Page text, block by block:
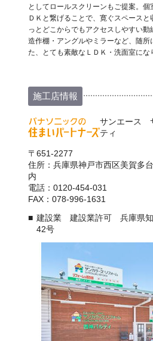
としてロールスクリーンもご提案。個
ＤＫと繋げることで、寛ぐスペース
っとどこからでもアクセスしやすい
造作棚・アングルやミラーなど、随
た、とても素敵なＬＤＫ・洗面室にな
施工店情報
サンエース
ティ
〒651-2277
住所：兵庫県神戸市西区美賀多
内
電話：0120-454-031
FAX：078-996-1631
建設業 建設業許可 兵庫県知
42号